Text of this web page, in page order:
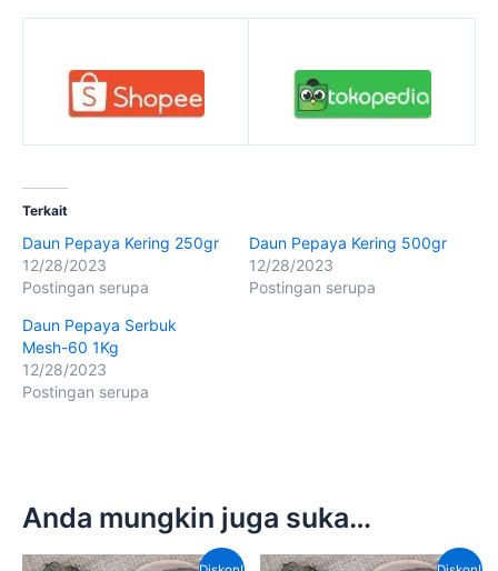
Terkait
Daun Pepaya Kering 250gr
12/28/2023
Postingan serupa
Daun Pepaya Kering 500gr
12/28/2023
Postingan serupa
Daun Pepaya Serbuk
Mesh-60 1Kg
12/28/2023
Postingan serupa
Anda mungkin juga suka…
Harga Harga Harga Harga